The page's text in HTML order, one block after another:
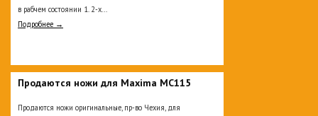
в рабчем состоянии 1. 2-х...
Подробнее →
Продаются ножи для Maxima MC115
Продаются ножи оригинальные, пр-во Чехия, для